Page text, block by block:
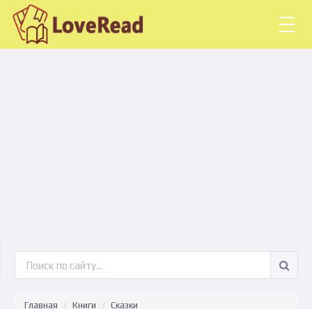
Главная Книги
Сказки